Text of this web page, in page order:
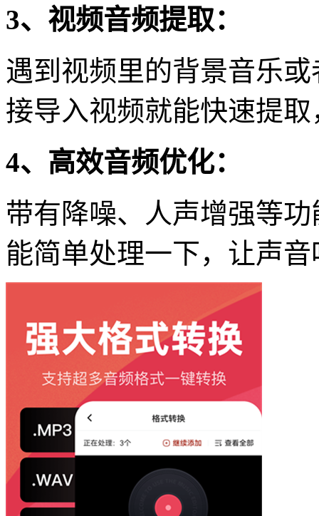
3、视频音频提取：
遇到视频里的背景音乐
接导入视频就能快速提
4、高效音频优化：
带有降噪、人声增强等
能简单处理一下，让声